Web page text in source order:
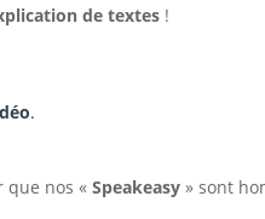
de textes !
.
que nos «Speakeasy » sont